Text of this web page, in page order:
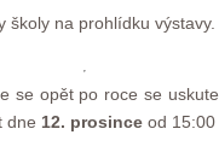
školy na prohlídku výstavy.
se opět po roce se
dne 12. prosince od